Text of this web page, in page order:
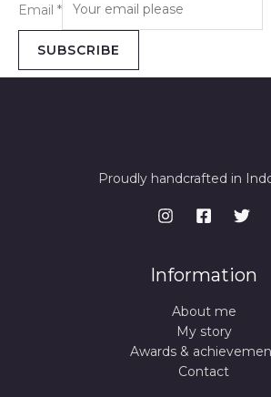
Email *
SUBSCRIBE
Proudly handcrafted in
Information
About me
My story
Awards &
Contact